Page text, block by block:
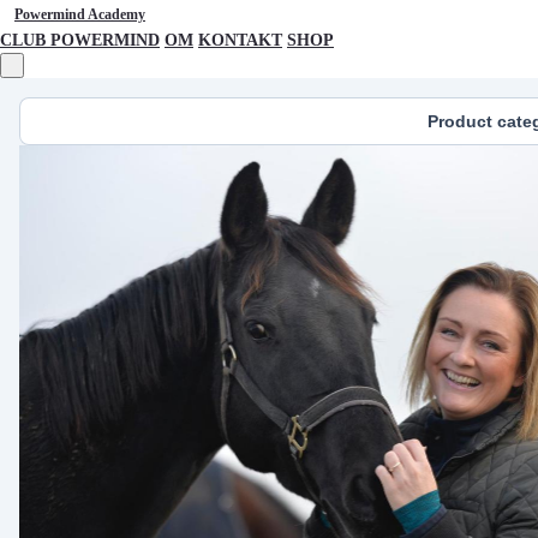
Powermind Academy
CLUB POWERMIND OM KONTAKT SHOP
Product